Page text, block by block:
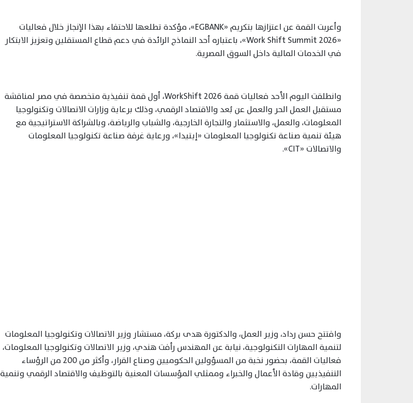
وأعربت القمة عن اعتزازها بتكريم «EGBANK»، مؤكدة تطلعها للاحتفاء بهذا الإنجاز خلال فعاليات
«Work Shift Summit 2026»، باعتباره أحد النماذج الرائدة في دعم قطاع المستقلين وتعزيز الابتكار
في الخدمات المالية داخل السوق المصرية.
وانطلقت اليوم الأحد فعاليات قمة WorkShift 2026، أول قمة تنفيذية متخصصة في مصر لمناقشة
مستقبل العمل الحر والعمل عن بُعد والاقتصاد الرقمي، وذلك برعاية وزارات الاتصالات وتكنولوجيا
المعلومات، والعمل، والاستثمار والتجارة الخارجية، والشباب والرياضة، وبالشراكة الاستراتيجية مع
هيئة تنمية صناعة تكنولوجيا المعلومات «إيتيدا»، ورعاية غرفة صناعة تكنولوجيا المعلومات
والاتصالات «CIT».
وافتتح حسن رداد، وزير العمل، والدكتورة هدى بركة، مستشار وزير الاتصالات وتكنولوجيا المعلومات
لتنمية المهارات التكنولوجية، نيابة عن المهندس رأفت هندي، وزير الاتصالات وتكنولوجيا المعلومات،
فعاليات القمة، بحضور نخبة من المسؤولين الحكوميين وصناع القرار، وأكثر من 200 من الرؤساء
التنفيذيين وقادة الأعمال والخبراء وممثلي المؤسسات المعنية بالتوظيف والاقتصاد الرقمي وتنمية
المهارات.